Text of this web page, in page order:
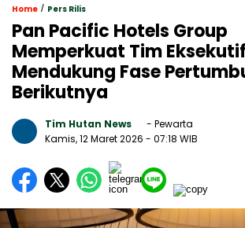
Home / Pers Rilis
Pan Pacific Hotels Group
Memperkuat Tim
Mendukung Fase
Berikutnya
Tim Hutan News
- Pewarta
Kamis, 12 Maret 2026 - 07:18 WIB